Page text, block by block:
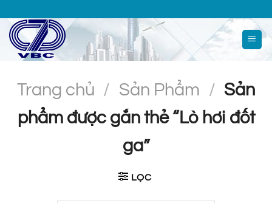
đến
nội
dung
Trang chủ / Sản Phẩm / Sản
phẩm được gắn thẻ “Lò hơi đốt
ga”
LỌC